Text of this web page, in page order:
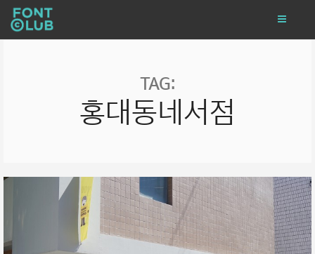
TAG:
홍대동네서점